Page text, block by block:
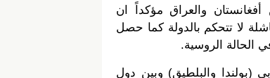
والعراق مؤكداً ان
لا تتحكم بالدولة كما حصل
الحالة الروسية.
(بولندا والبلطيق) وبين دول